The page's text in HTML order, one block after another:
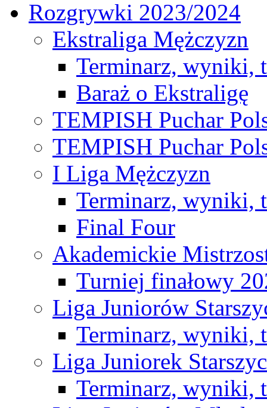
Rozgrywki 2023/2024
Ekstraliga Mężczyzn
Terminarz, wyniki,
Baraż o Ekstraligę
TEMPISH Puchar
TEMPISH Puchar
I Liga Mężczyzn
Terminarz, wyniki,
Final Four
Akademickie
Turniej finałowy
Liga Juniorów
Terminarz, wyniki,
Liga Juniorek
Terminarz, wyniki,